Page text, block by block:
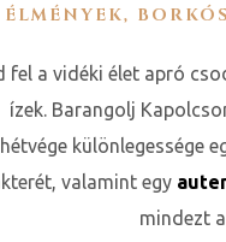
fel a vidéki élet apró
ízek. Barangolj
különlegessége
valamint egy
mindezt